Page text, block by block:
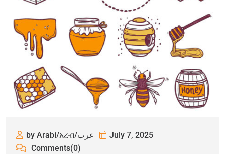
by Arabi/አረብ/عرب
July 7, 2025
Comments(0)